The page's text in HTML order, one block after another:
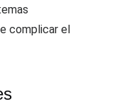
complicar el